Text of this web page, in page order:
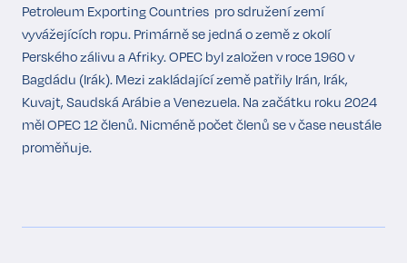
Petroleum Exporting Countries pro sdružení zemí
vyvážejících ropu. Primárně se jedná o země z okolí
Perského zálivu a Afriky. OPEC byl založen v roce 1960 v
Bagdádu (Irák). Mezi zakládající země patřily Irán, Irák,
Kuvajt, Saudská Arábie a Venezuela. Na začátku roku 2024
měl OPEC 12 členů. Nicméně počet členů se v čase neustále
proměňuje.